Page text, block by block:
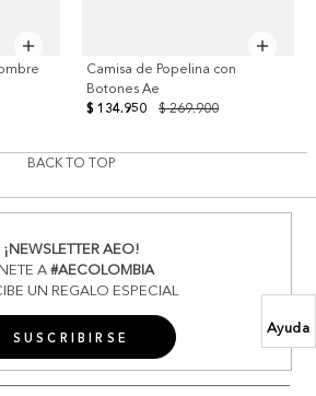
Ayuda
Camisa de Popelina con
Botones Ae
$ 269.900
$ 134.950
BACK TO TOP
¡NEWSLETTER AEO!
A#AECOLOMBIA
UN REGALO ESPECIAL
SUSCRIBIRSE